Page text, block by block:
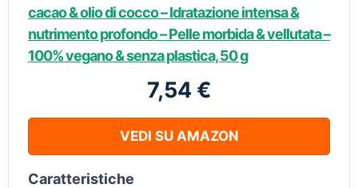
cacao & olio di cocco – Idratazione intensa &
nutrimento profondo – Pelle morbida & vellutata –
100% vegano & senza plastica, 50 g
7,54 €
VEDI SU AMAZON
Caratteristiche